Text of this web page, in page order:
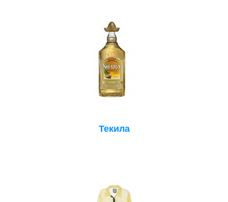
Текила